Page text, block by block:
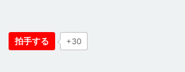
拍手する +30